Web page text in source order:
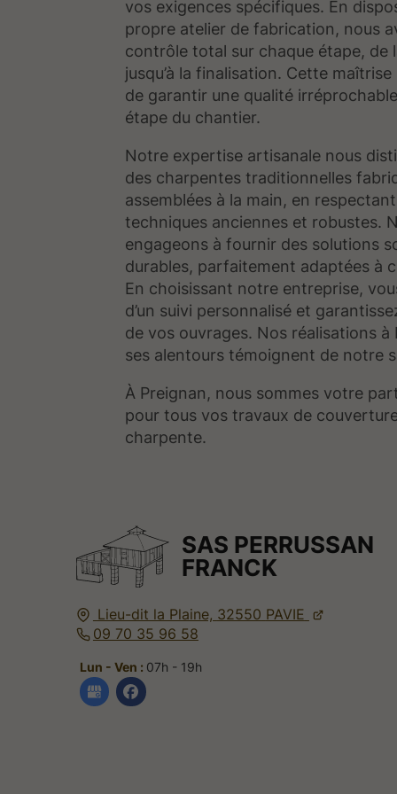
vos exigences spécifiques. En
propre atelier de fabrication, nous
contrôle total sur chaque étape, de
jusqu’à la finalisation. Cette
de garantir une qualité
étape du chantier.
Notre expertise artisanale nous
des charpentes traditionnelles
assemblées à la main, en
techniques anciennes et robustes.
engageons à fournir des solutions
durables, parfaitement adaptées à
En choisissant notre entreprise,
d’un suivi personnalisé et
de vos ouvrages. Nos réalisations à
ses alentours témoignent de notre
À Preignan, nous sommes votre
pour tous vos travaux de
charpente.
SAS PERRUSSAN
FRANCK
Lieu-dit la Plaine, 32550 PAVIE
09 70 35 96 58
Lun - Ven : 07h - 19h